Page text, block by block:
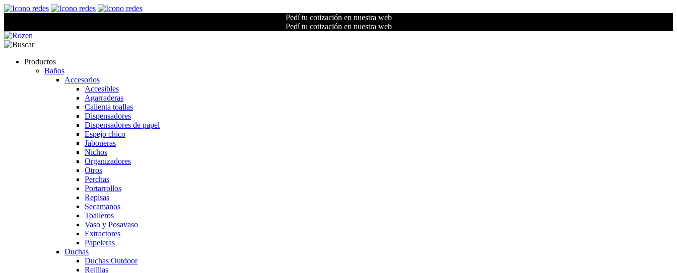
Pedí tu cotización en nuestra web
Pedí tu cotización en nuestra web
Productos
Baños
Accesorios
Accesibles
Agarraderas
Calienta toallas
Dispensadores
Dispensadores de papel
Espejo chico
Jaboneras
Nichos
Organizadores
Otros
Perchas
Portarrollos
Repisas
Secamanos
Toalleros
Vaso y Posavaso
Extractores
Papeleras
Duchas
Duchas Outdoor
Rejillas